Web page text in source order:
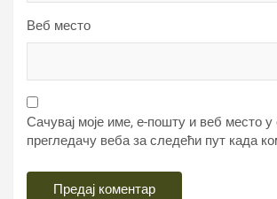
Веб место
Сачувај моје име, е-пошту и веб место
прегледачу веба за следећи пут када